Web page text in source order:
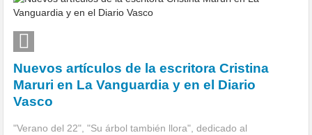
Nuevos artículos de la escritora Cristina
Maruri en La Vanguardia y en el Diario
Vasco
"Verano del 22", "Su árbol también llora", dedicado al